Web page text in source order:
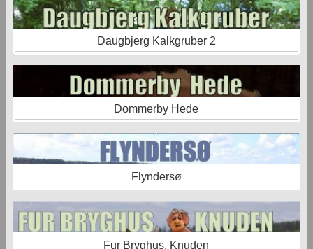
Daugbjerg Kalkgruber 2
Dommerby Hede
Flyndersø
Fur Bryghus, Knuden